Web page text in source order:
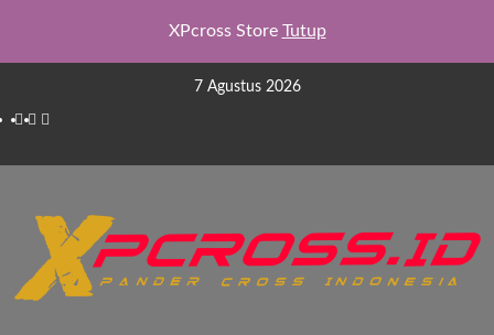
XPcross Store Tutup
content
7 Agustus 2026
Facebook
Instagram
YouTube